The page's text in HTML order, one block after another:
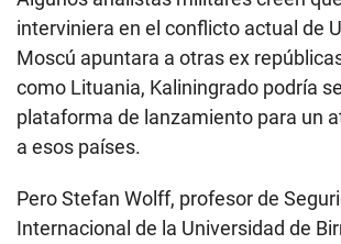
interviniera en el conflicto actual de
Moscú apuntara a otras ex
como Lituania, Kaliningrado podría
plataforma de lanzamiento para un
a esos países.
Pero Stefan Wolff, profesor de
Internacional de la Universidad de